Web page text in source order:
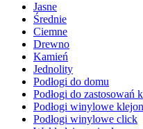
Jasne
Średnie
Ciemne
Drewno
Kamień
Jednolity
Podłogi do domu
Podłogi do zastosowań
Podłogi winylowe
Podłogi winylowe click